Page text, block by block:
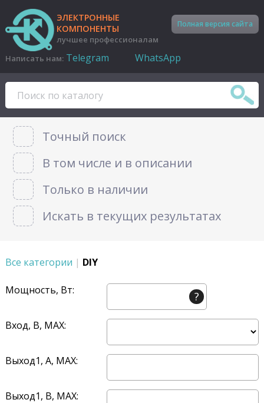
ЭЛЕКТРОННЫЕ
КОМПОНЕНТЫ
лучшее профессионалам
Полная версия сайта
Написать нам: Telegram WhatsApp
Точный поиск
В том числе и в описании
Только в наличии
Искать в текущих результатах
Все категории | DIY
Мощность, Вт: ?
Вход, В, MAX:
Выход1, A, MAX:
Выход1, В, MAX: